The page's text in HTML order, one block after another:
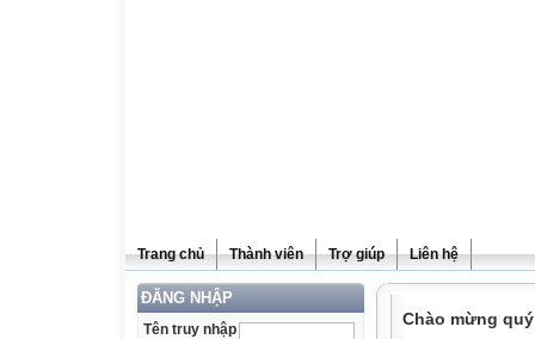
Trang chủ Thành viên Trợ giúp Liên hệ
ĐĂNG NHẬP
Tên truy nhập
Chào mừng